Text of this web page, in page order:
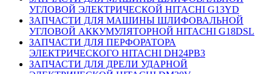
УГЛОВОЙ ЭЛЕКТРИЧЕСКОЙ HITACHI G13YD
ЗАПЧАСТИ ДЛЯ МАШИНЫ ШЛИФОВАЛЬНОЙ
УГЛОВОЙ АККУМУЛЯТОРНОЙ HITACHI G18DSL
ЗАПЧАСТИ ДЛЯ ПЕРФОРАТОРА
ЭЛЕКТРИЧЕСКОГО HITACHI DH24PB3
ЗАПЧАСТИ ДЛЯ ДРЕЛИ УДАРНОЙ